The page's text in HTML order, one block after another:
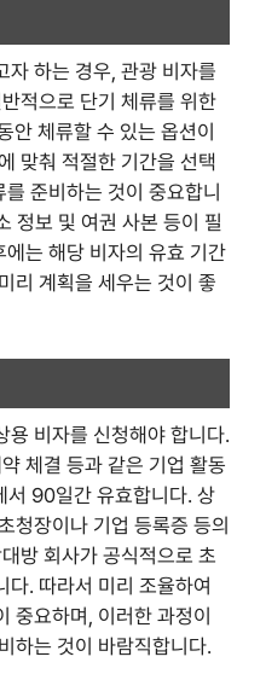
자 하는 경우, 관광 비자를
적으로 단기 체류를 위한
안 체류할 수 있는 옵션이
맞춰 적절한 기간을 선택
준비하는 것이 중요합니
정보 및 여권 사본 등이 필
는 해당 비자의 유효 기간
리 계획을 세우는 것이 좋
용 비자를 신청해야 합니다.
체결 등과 같은 기업 활동
서 90일간 유효합니다. 상
청장이나 기업 등록증 등의
방 회사가 공식적으로 초
다. 따라서 미리 조율하여
중요하며, 이러한 과정이
하는 것이 바람직합니다.